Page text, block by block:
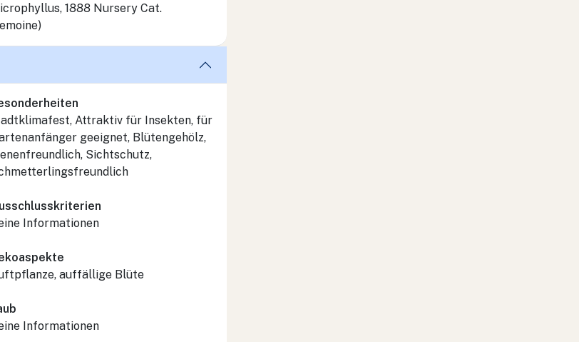
, 1888 Nursery Cat.
Attraktiv für Insekten, für
geeignet, Blütengehölz,
Sichtschutz,
Informationen
auffällige Blüte
Informationen